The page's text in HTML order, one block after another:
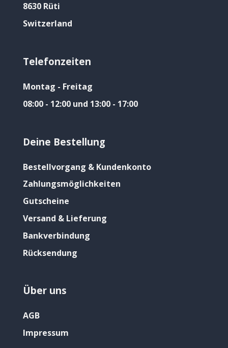
8630 Rüti
Switzerland
Telefonzeiten
Montag - Freitag
08:00 - 12:00 und 13:00 - 17:00
Deine Bestellung
Bestellvorgang & Kundenkonto
Zahlungsmöglichkeiten
Gutscheine
Versand & Lieferung
Bankverbindung
Rücksendung
Über uns
AGB
Impressum